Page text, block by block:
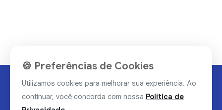
🍪 Preferências de Cookies
Utilizamos cookies para melhorar sua experiência. Ao
continuar, você concorda com nossa Política de